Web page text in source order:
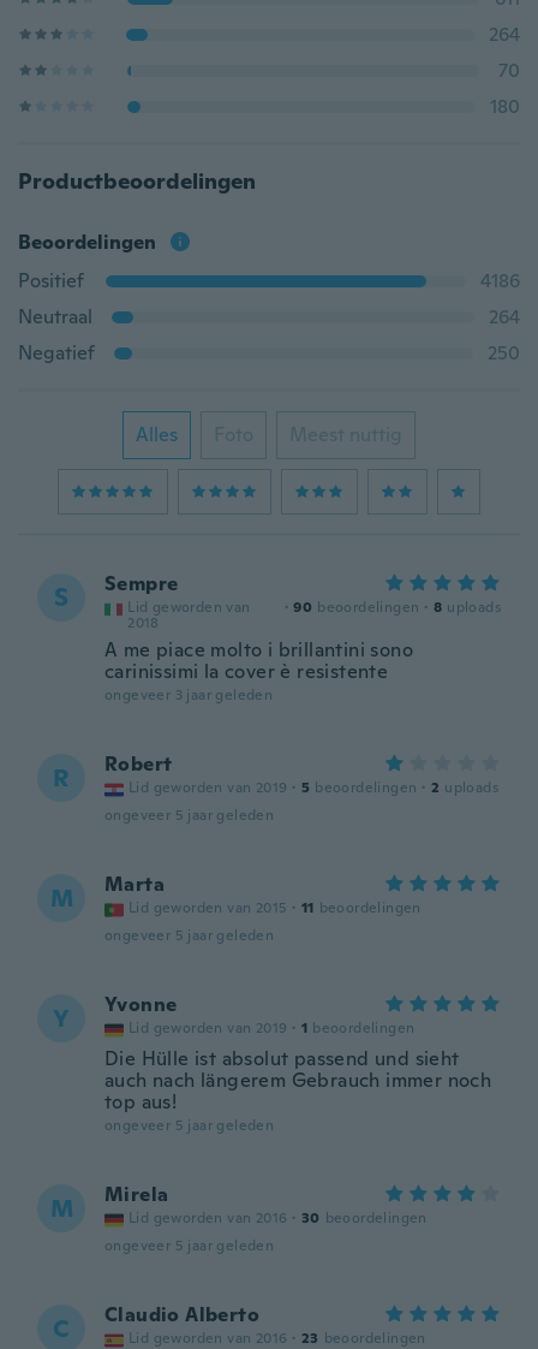
264
70
180
Productbeoordelingen
Beoordelingen
Positief
4186
Neutraal
264
Negatief
250
Alles Foto Meest nuttig
S Sempre
Lid geworden van
2018
· 90 beoordelingen · 8 uploads
A me piace molto i brillantini sono
carinissimi la cover è resistente
ongeveer 3 jaar geleden
R Robert
Lid geworden van 2019 · 5 beoordelingen · 2 uploads
ongeveer 5 jaar geleden
M Marta
Lid geworden van 2015 · 11 beoordelingen
ongeveer 5 jaar geleden
Y Yvonne
Lid geworden van 2019 · 1 beoordelingen
Die Hülle ist absolut passend und sieht
auch nach längerem Gebrauch immer noch
top aus!
ongeveer 5 jaar geleden
M Mirela
Lid geworden van 2016 · 30 beoordelingen
ongeveer 5 jaar geleden
C Claudio Alberto
Lid geworden van 2016 · 23 beoordelingen